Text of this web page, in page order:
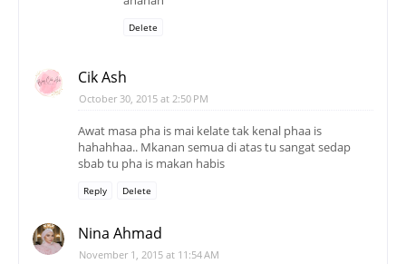
Delete
Cik Ash
October 30, 2015 at 2:50 PM
Awat masa pha is mai kelate tak kenal phaa is
hahahhaa.. Mkanan semua di atas tu sangat sedap
sbab tu pha is makan habis
Reply Delete
Nina Ahmad
November 1, 2015 at 11:54 AM